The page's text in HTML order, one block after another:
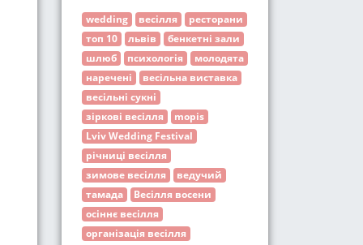
wedding весілля
ресторани
топ 10
львів
бенкетні зали
шлюб
психологія
молодята
наречені
весільна виставка
весільні сукні
зіркові весілля
mopis
Lviv Wedding Festival
річниці весілля
зимове весілля
ведучий
тамада
Весілля восени
осіннє весілля
організація весілля